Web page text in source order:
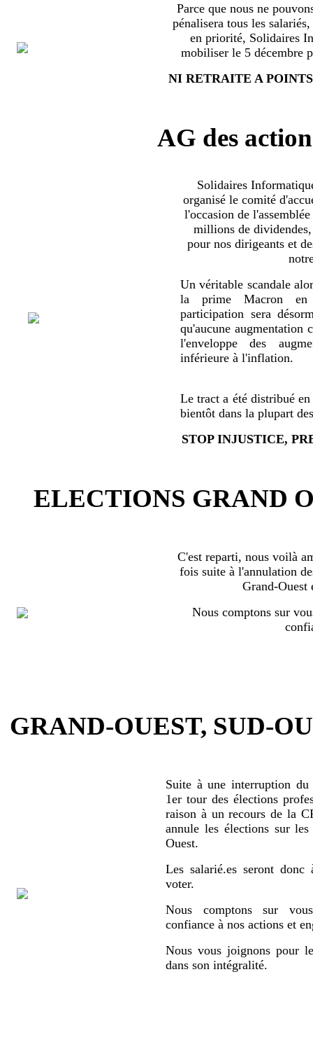
Parce que nous ne
pénalisera tous les
en priorité, Solidaires
mobiliser le 5 décembre
NI RETRAITE A
AG des
Solidaires
organisé le comité
l'occasion de
millions de
pour nos dirigeants et
Un véritable scandale
la prime Macron
participation sera
qu'aucune augmentation
l'enveloppe des
inférieure à l'inflation.
Le tract a été distribué en
bientôt dans la plupart
STOP INJUSTICE,
ELECTIONS GRAND
C'est reparti, nous voilà
fois suite à l'annulation
Grand-Ouest
Nous comptons sur
GRAND-OUEST, SUD-
Suite à une interruption
1er tour des élections
raison à un recours de la
annule les élections sur
Ouest.
Les salarié.es seront
voter.
Nous comptons sur
confiance à nos actions et
Nous vous joignons pour
dans son intégralité.